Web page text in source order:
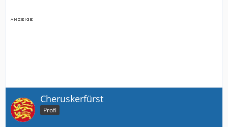
Cheruskerfürst
Profi